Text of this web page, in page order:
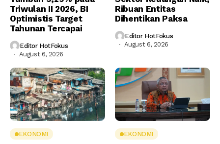
Triwulan II 2026, BI
Optimistis Target
Tahunan Tercapai
Editor HotFokus
August 6, 2026
Ribuan Entitas
Dihentikan Paksa
Editor HotFokus
August 6, 2026
EKONOMI EKONOMI